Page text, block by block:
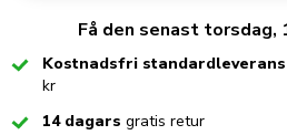
Få den senast torsdag,
CheckedKostnadsfri standardleverans
kr
Checked14 dagars gratis retur